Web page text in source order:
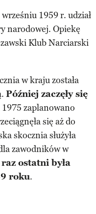
1959 r. udział
narodowej. Opiekę
Klub Narciarski
w kraju została
Później zaczęły się
zaplanowano
się aż do
skocznia służyła
zawodników w
ostatni była
roku.